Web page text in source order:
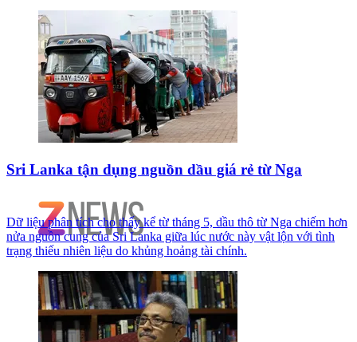
Sri Lanka tận dụng nguồn dầu giá rẻ từ Nga
Dữ liệu phân tích cho thấy kể từ tháng 5, dầu thô từ Nga chiếm hơn
nửa nguồn cung của Sri Lanka giữa lúc nước này vật lộn với tình
trạng thiếu nhiên liệu do khủng hoảng tài chính.